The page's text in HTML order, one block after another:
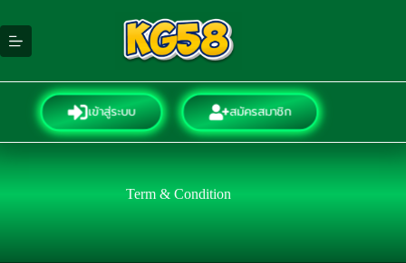
to
content
เข้าสู่ระบบ สมัครสมาชิก
Term & Condition